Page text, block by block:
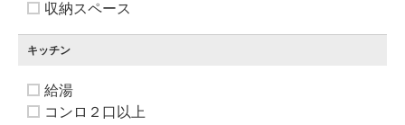
収納スペース
キッチン
給湯
コンロ２口以上